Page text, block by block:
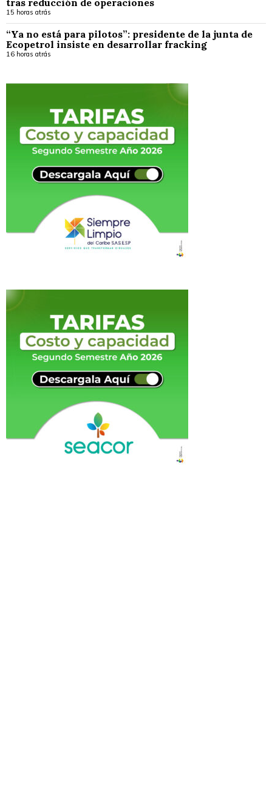
tras reducción de operaciones
15 horas atrás
“Ya no está para pilotos”: presidente de la junta de
Ecopetrol insiste en desarrollar fracking
16 horas atrás